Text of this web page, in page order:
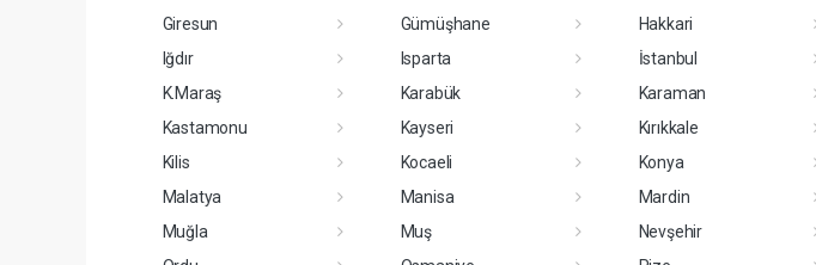
Giresun
Gümüşhane Hakkari
Iğdır
Isparta İstanbul
K.Maraş
Karabük Karaman
Kastamonu
Kayseri Kırıkkale
Kilis
Kocaeli Konya
Malatya
Manisa Mardin
Muğla
Muş Nevşehir